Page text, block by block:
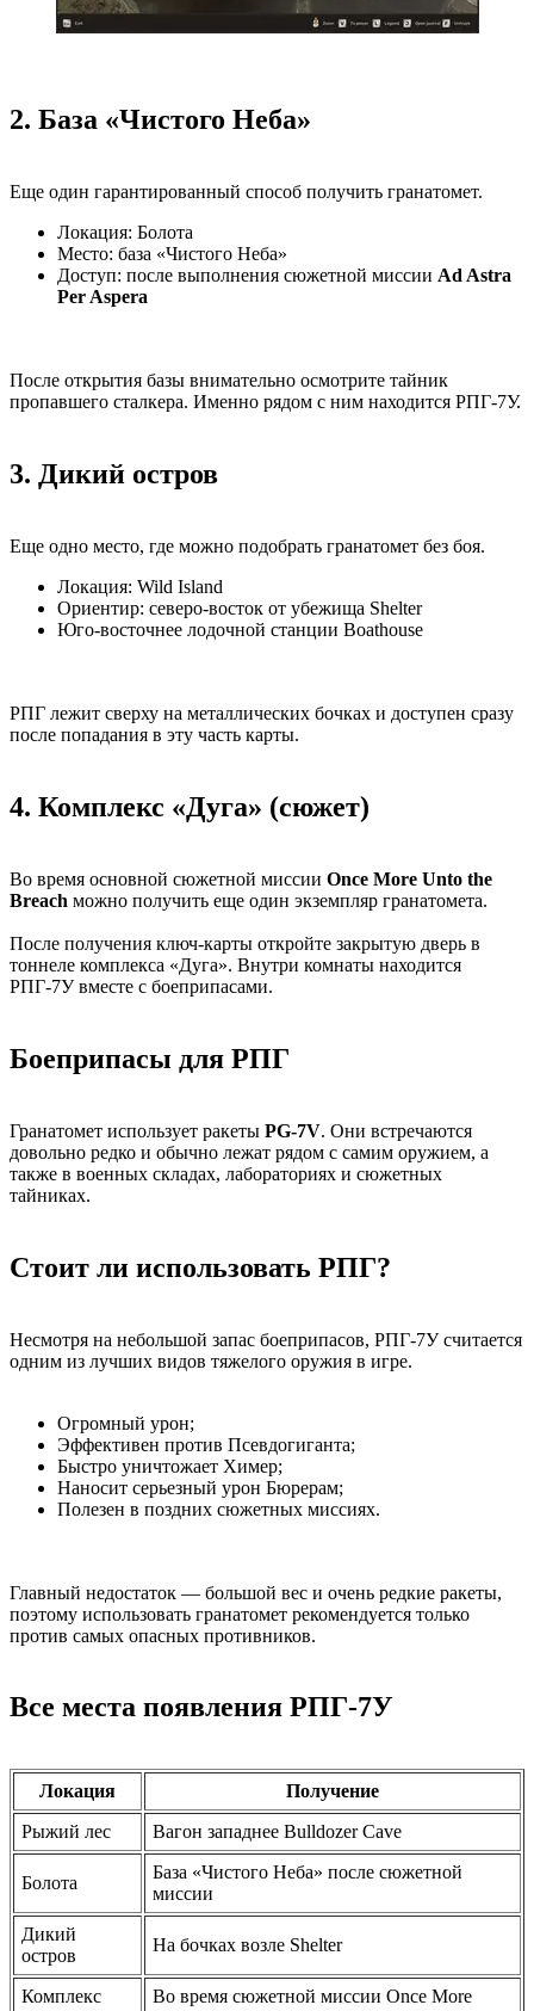
2. База «Чистого Неба»
Еще один гарантированный способ получить гранатомет.
Локация: Болота
Место: база «Чистого Неба»
Доступ: после выполнения сюжетной миссии Ad Astra
Per Aspera
После открытия базы внимательно осмотрите тайник
пропавшего сталкера. Именно рядом с ним находится РПГ-7У.
3. Дикий остров
Еще одно место, где можно подобрать гранатомет без боя.
Локация: Wild Island
Ориентир: северо-восток от убежища Shelter
Юго-восточнее лодочной станции Boathouse
РПГ лежит сверху на металлических бочках и доступен сразу
после попадания в эту часть карты.
4. Комплекс «Дуга» (сюжет)
Во время основной сюжетной миссии Once More Unto the
Breach можно получить еще один экземпляр гранатомета.
После получения ключ-карты откройте закрытую дверь в
тоннеле комплекса «Дуга». Внутри комнаты находится
РПГ-7У вместе с боеприпасами.
Боеприпасы для РПГ
Гранатомет использует ракеты PG-7V. Они встречаются
довольно редко и обычно лежат рядом с самим оружием, а
также в военных складах, лабораториях и сюжетных
тайниках.
Стоит ли использовать РПГ?
Несмотря на небольшой запас боеприпасов, РПГ-7У считается
одним из лучших видов тяжелого оружия в игре.
Огромный урон;
Эффективен против Псевдогиганта;
Быстро уничтожает Химер;
Наносит серьезный урон Бюрерам;
Полезен в поздних сюжетных миссиях.
Главный недостаток — большой вес и очень редкие ракеты,
поэтому использовать гранатомет рекомендуется только
против самых опасных противников.
Все места появления РПГ-7У
Локация
Получение
Рыжий лес
Вагон западнее Bulldozer Cave
Болота
База «Чистого Неба» после сюжетной
миссии
Дикий
остров
На бочках возле Shelter
Комплекс
Во время сюжетной миссии Once More